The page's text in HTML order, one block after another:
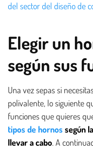
del sector del diseño de
Elegir un
según sus
Una vez sepas si
polivalente, lo siguiente
funciones que quieres
tipos de hornos según
llevar a cabo. A